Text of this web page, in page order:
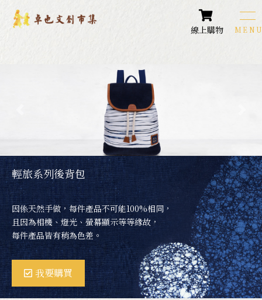
線上購物
生活小物
居家生活
藍染鞋款
ＤIY體驗
輕旅系列後背包
因係天然手做，每件產品不可能100%相同，
且因為相機、燈光、螢幕顯示等等緣故，
每件產品皆有稍為色差。
我要購買